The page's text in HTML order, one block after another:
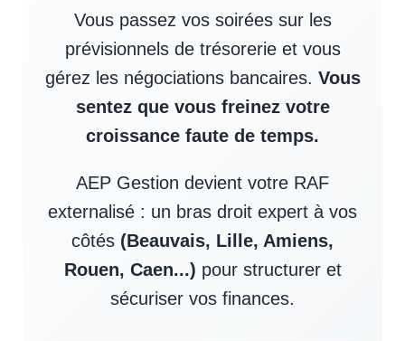
Vous passez vos soirées sur les
prévisionnels de trésorerie et vous
gérez les négociations bancaires. Vous
sentez que vous freinez votre
croissance faute de temps.
AEP Gestion devient votre RAF
externalisé : un bras droit expert à vos
côtés (Beauvais, Lille, Amiens,
Rouen, Caen...) pour structurer et
sécuriser vos finances.